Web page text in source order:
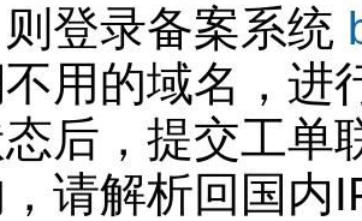
登录备案系统
用的域名，进
后，提交工单
请解析回国内